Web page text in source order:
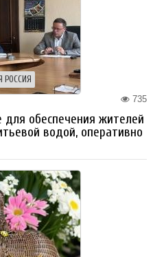
РОССИЯ
735
обеспечения жителей
водой, оперативно